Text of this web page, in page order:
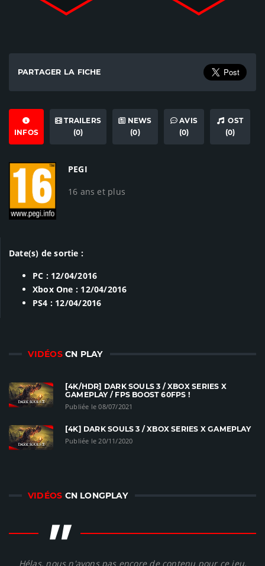
PARTAGER LA FICHE
INFOS
TRAILERS
(0)
NEWS
(0)
AVIS
(0)
OST
(0)
PEGI
16 ans et plus
Date(s) de sortie :
PC : 12/04/2016
Xbox One : 12/04/2016
PS4 : 12/04/2016
VIDÉOSCN PLAY
[4K/HDR] DARK SOULS 3 / XBOX SERIES X
GAMEPLAY / FPS BOOST 60FPS !
Publiée le 08/07/2021
[4K] DARK SOULS 3 / XBOX SERIES X GAMEPLAY
Publiée le 20/11/2020
VIDÉOS CN LONGPLAY
"
Hélas, nous n'avons pas encore de contenu pour ce jeu,